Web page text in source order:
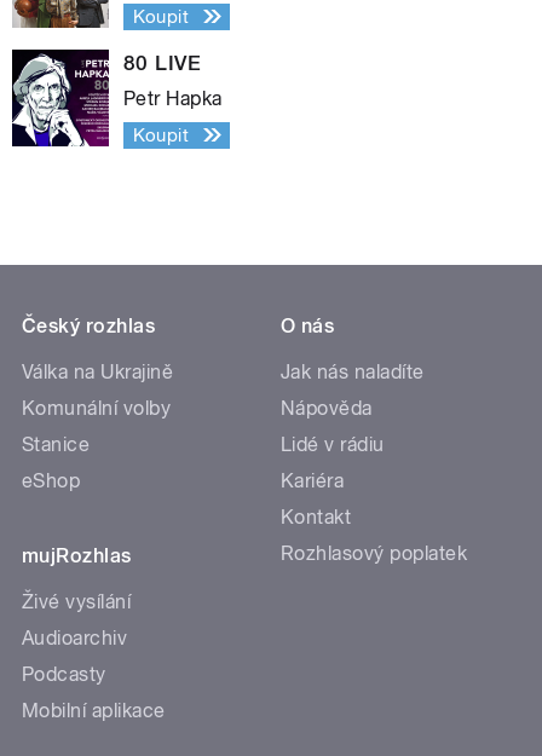
Koupit
80 LIVE
Petr Hapka
Koupit
Český rozhlas
Válka na Ukrajině
Komunální volby
Stanice
eShop
mujRozhlas
Živé vysílání
Audioarchiv
Podcasty
Mobilní aplikace
O nás
Jak nás naladíte
Nápověda
Lidé v rádiu
Kariéra
Kontakt
Rozhlasový poplatek